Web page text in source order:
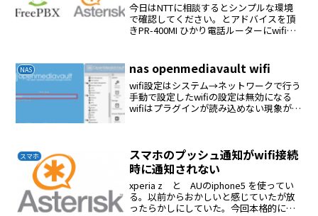
今日はNTTに相談するとシンプルな環境
で確認してください。とアドバイスを頂
きPR-400MI ひかり電話ルーターにwifiル
した。何度繰り返しても立ち上げ直後に...
NAS nas openmediavault wifi
wifi設定はシステム→ネットワークで行う
手動で設定したwifiの設定は無効になる
wifiはプラグインが読み込めない現象があ
スマホ
スマホのプッシュ通知がwifi接続
時に通知されない
xperia z と AUのiphone5 を使ってい
る。以前からおかしいと感じていたが放
ったらかしにしていた。今回本格的に調